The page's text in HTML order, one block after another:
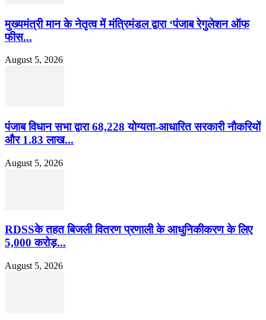
मुख्यमंत्री मान के नेतृत्व में मंत्रिमंडल द्वारा ‘पंजाब रेगुलेशन ऑफ
फीस...
August 5, 2026
पंजाब विधान सभा द्वारा 68,228 योग्यता-आधारित सरकारी नौकरियों
और 1.83 लाख...
August 5, 2026
RDSSके तहत बिजली वितरण प्रणाली के आधुनिकीकरण के लिए
5,000 करोड़...
August 5, 2026